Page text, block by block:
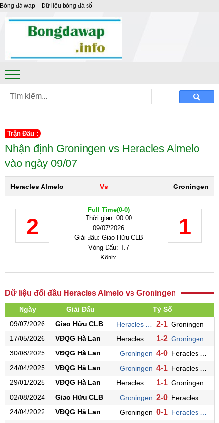
Bóng đá wap – Dữ liệu bóng đá số
Trận Đấu :
Nhận định Groningen vs Heracles Almelo
vào ngày 09/07
Heracles Almelo Vs Groningen
2
Full Time(0-0)
Thời gian: 00:00
09/07/2026
Giải đấu: Giao Hữu CLB
Vòng Đấu: T.7
Kênh:
1
Dữ liệu đối đầu Heracles Almelo vs Groningen
Ngày Giải Đấu
Tỷ Số
09/07/2026
Giao Hữu CLB 2-1 Groningen
17/05/2026
VĐQG Hà Lan 1-2 Groningen
30/08/2025
VĐQG Hà Lan Groningen 4-0
24/04/2025
VĐQG Hà Lan Groningen 4-1
29/01/2025
VĐQG Hà Lan 1-1 Groningen
02/08/2024
Giao Hữu CLB Groningen 2-0
24/04/2022
VĐQG Hà Lan Groningen 0-1